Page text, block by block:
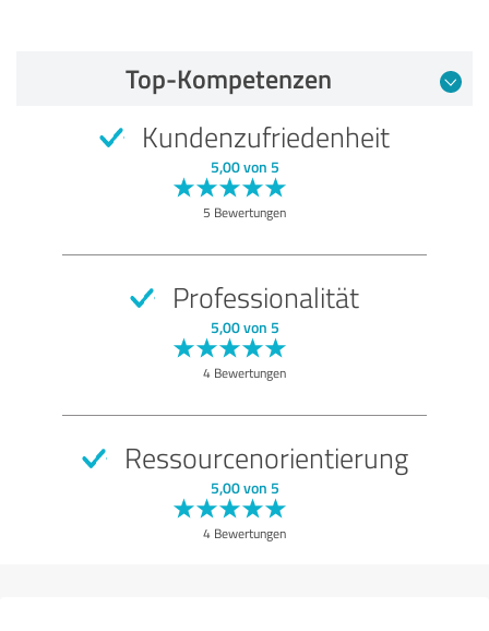
Empfehlung
Top-Kompetenzen
Kundenzufriedenheit
5,00 von 5
5 Bewertungen
Professionalität
5,00 von 5
4 Bewertungen
Ressourcenorientierung
5,00 von 5
4 Bewertungen